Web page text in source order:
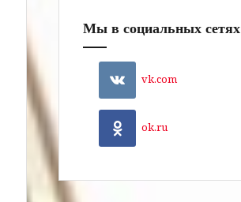
Мы в социальных сетях
vk.com
ok.ru